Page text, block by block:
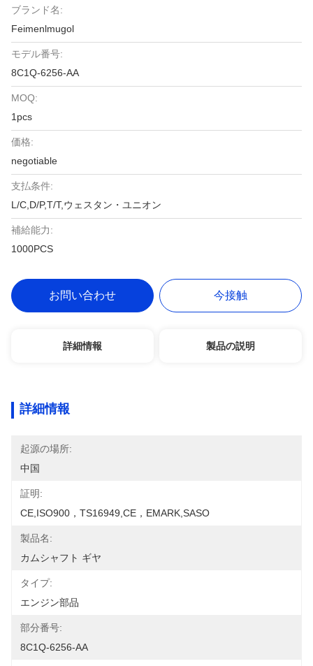
ブランド名:
Feimenlmugol
モデル番号:
8C1Q-6256-AA
MOQ:
1pcs
価格:
negotiable
支払条件:
L/C,D/P,T/T,ウェスタン・ユニオン
補給能力:
1000PCS
お問い合わせ 今接触
詳細情報 製品の説明
詳細情報
起源の場所:
中国
証明:
CE,ISO900，TS16949,CE，EMARK,SASO
製品名:
カムシャフト ギヤ
タイプ:
エンジン部品
部分番号:
8C1Q-6256-AA